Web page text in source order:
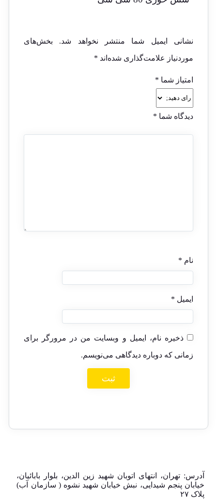
نشانی ایمیل شما منتشر نخواهد شد. بخش‌های
موردنیاز علامت‌گذاری شده‌اند *
امتیاز شما *
دیدگاه شما *
نام *
ایمیل *
ذخیره نام، ایمیل و وبسایت من در مرورگر برای
زمانی که دوباره دیدگاهی می‌نویسم.
آدرس: تهران، انتهای اتوبان شهید زین الدین، بلوار بابائیان،
خیابان پنجم شیدایی، نبش خیابان شهید نشوه ( سازمان آب)
پلاک ۲۷